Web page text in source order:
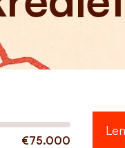
€75.000